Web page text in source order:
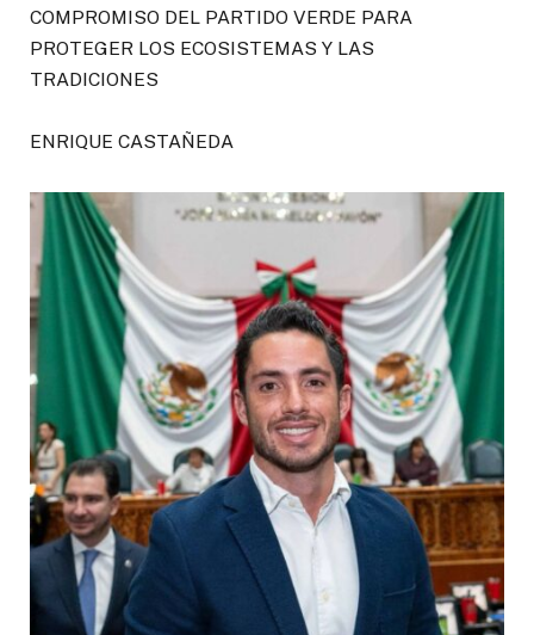
COMPROMISO DEL PARTIDO VERDE PARA
PROTEGER LOS ECOSISTEMAS Y LAS
TRADICIONES
ENRIQUE CASTAÑEDA